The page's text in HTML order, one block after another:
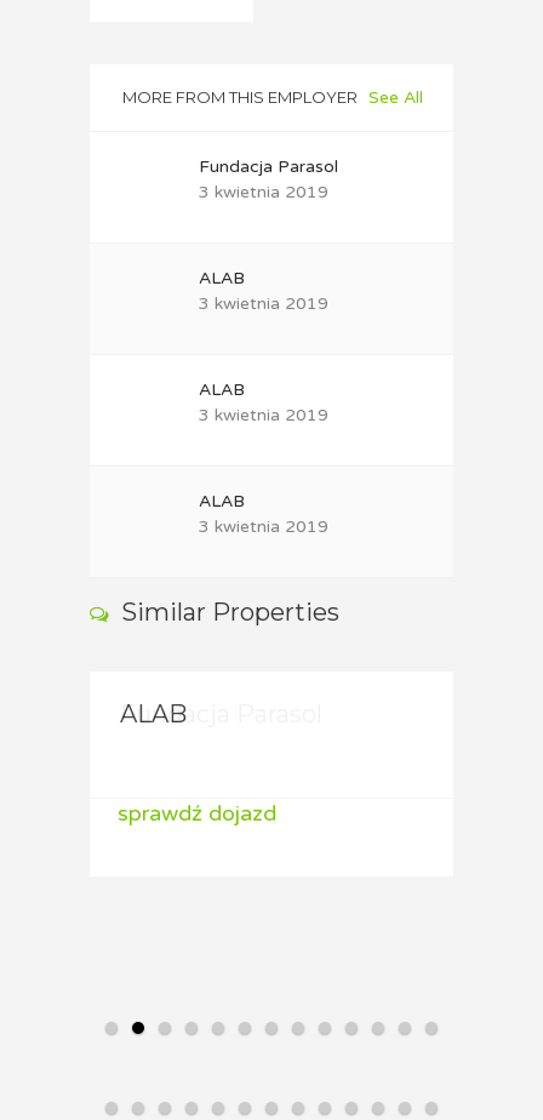
MORE FROM THIS EMPLOYER See All
Fundacja Parasol
3 kwietnia 2019
ALAB
3 kwietnia 2019
ALAB
3 kwietnia 2019
ALAB
3 kwietnia 2019
Similar Properties
Fundacja Parasol
sprawdź dojazd
ALAB
sprawdź dojazd